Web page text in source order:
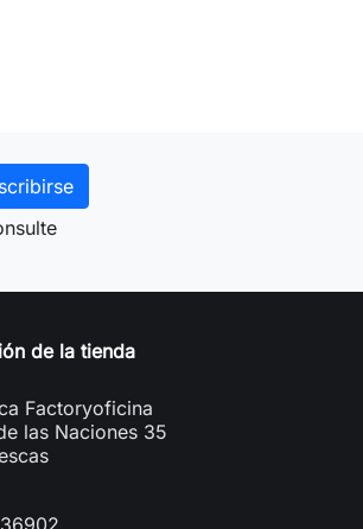
de la tienda
Factoryoficina
las Naciones 35